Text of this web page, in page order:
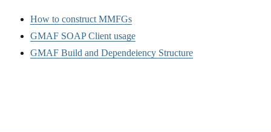
How to construct MMFGs
GMAF SOAP Client usage
GMAF Build and Dependeiency Structure